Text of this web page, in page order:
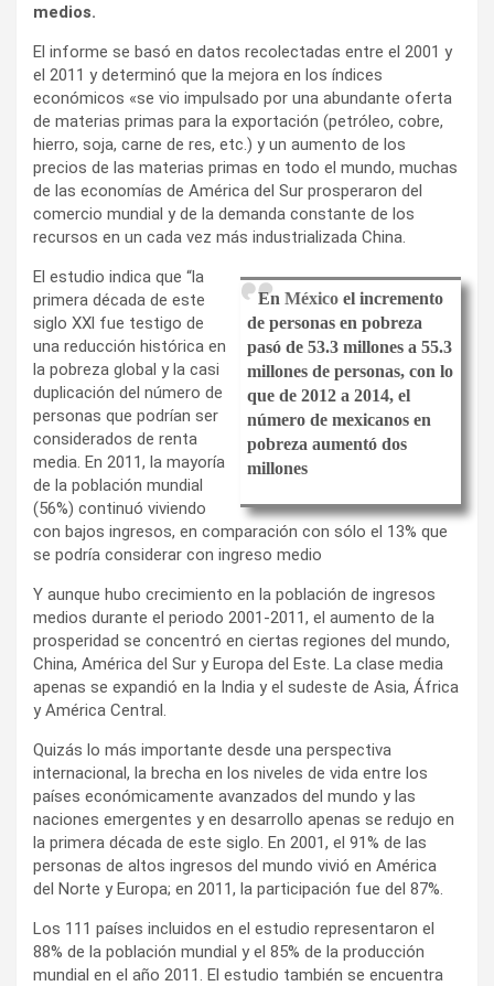
medios.
El informe se basó en datos recolectadas entre el 2001 y
el 2011 y determinó que la mejora en los índices
económicos «se vio impulsado por una abundante oferta
de materias primas para la exportación (petróleo, cobre,
hierro, soja, carne de res, etc.) y un aumento de los
precios de las materias primas en todo el mundo, muchas
de las economías de América del Sur prosperaron del
comercio mundial y de la demanda constante de los
recursos en un cada vez más industrializada China.
En México el incremento
de personas en pobreza
pasó de 53.3 millones a 55.3
millones de personas, con lo
que de 2012 a 2014, el
número de mexicanos en
pobreza aumentó dos
millones
El estudio indica que “la
primera década de este
siglo XXl fue testigo de
una reducción histórica en
la pobreza global y la casi
duplicación del número de
personas que podrían ser
considerados de renta
media. En 2011, la mayoría
de la población mundial
(56%) continuó viviendo
con bajos ingresos, en comparación con sólo el 13% que
se podría considerar con ingreso medio
Y aunque hubo crecimiento en la población de ingresos
medios durante el periodo 2001-2011, el aumento de la
prosperidad se concentró en ciertas regiones del mundo,
China, América del Sur y Europa del Este. La clase media
apenas se expandió en la India y el sudeste de Asia, África
y América Central.
Quizás lo más importante desde una perspectiva
internacional, la brecha en los niveles de vida entre los
países económicamente avanzados del mundo y las
naciones emergentes y en desarrollo apenas se redujo en
la primera década de este siglo. En 2001, el 91% de las
personas de altos ingresos del mundo vivió en América
del Norte y Europa; en 2011, la participación fue del 87%.
Los 111 países incluidos en el estudio representaron el
88% de la población mundial y el 85% de la producción
mundial en el año 2011. El estudio también se encuentra